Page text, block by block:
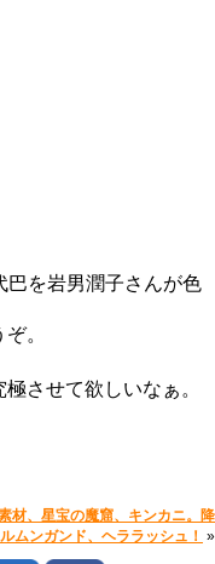
巴を岩男潤子さんが色
。
させて欲しいなぁ。
材、星宝の魔窟、キンカニ。降
ムンガンド、ヘララッシュ！ »